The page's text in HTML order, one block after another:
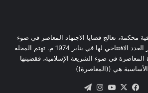
محكمة، تعالج قضايا الاجتهاد المعاصر في ضوء
الأصالة الإسلامية، وصدر العدد الافتتاحي لها في يناير 1974 م. تهتم المجلة
المعاصرة في ضوء الشريعة الإسلامية، فقضيتها
الأساسية هي ((المعاصرة))
فيسبوك
‫X
‫YouTube
انستقرام